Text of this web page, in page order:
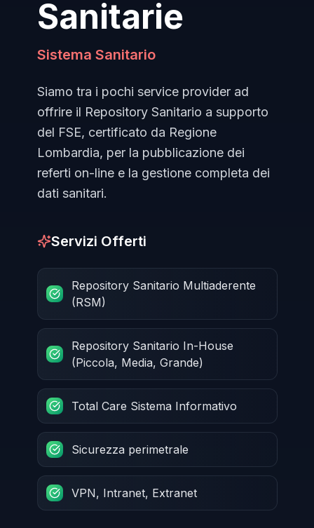
Sanitarie
Sistema Sanitario
Siamo tra i pochi service provider ad
offrire il Repository Sanitario a supporto
del FSE, certificato da Regione
Lombardia, per la pubblicazione dei
referti on-line e la gestione completa dei
dati sanitari.
Servizi Offerti
Repository Sanitario Multiaderente
(RSM)
Repository Sanitario In-House
(Piccola, Media, Grande)
Total Care Sistema Informativo
Sicurezza perimetrale
VPN, Intranet, Extranet